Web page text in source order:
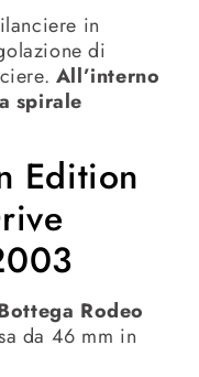
in
di
All’interno
spirale
Edition
Rodeo
da 46 mm in